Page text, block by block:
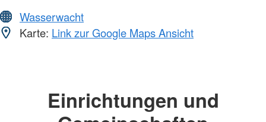
Wasserwacht
Karte: Link zur Google Maps Ansicht
Einrichtungen und